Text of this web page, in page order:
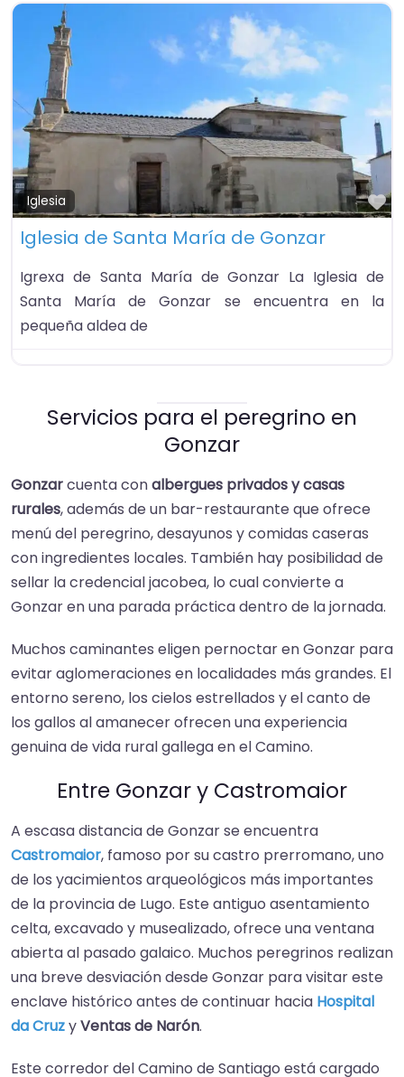
Iglesia
Iglesia de Santa María de Gonzar
Igrexa de Santa María de Gonzar La Iglesia de
Santa María de Gonzar se encuentra en la
pequeña aldea de
Servicios para el peregrino en
Gonzar
Gonzarcuenta conalbergues privados y casas
rurales, además de un bar-restaurante que ofrece
menú del peregrino, desayunos y comidas caseras
con ingredientes locales. También hay posibilidad de
sellar la credencial jacobea, lo cual convierte a
Gonzar en una parada práctica dentro de la jornada.
Muchos caminantes eligen pernoctar en Gonzar para
evitar aglomeraciones en localidades más grandes. El
entorno sereno, los cielos estrellados y el canto de
los gallos al amanecer ofrecen una experiencia
genuina de vida rural gallega en el Camino.
Entre Gonzar y Castromaior
A escasa distancia de Gonzar se encuentra
Castromaior, famoso por su castro prerromano, uno
de los yacimientos arqueológicos más importantes
de la provincia de Lugo. Este antiguo asentamiento
celta, excavado y musealizado, ofrece una ventana
abierta al pasado galaico. Muchos peregrinos realizan
una breve desviación desde Gonzar para visitar este
enclave histórico antes de continuar hacia Hospital
da CruzyVentas de Narón.
Este corredor del Camino de Santiago está cargado